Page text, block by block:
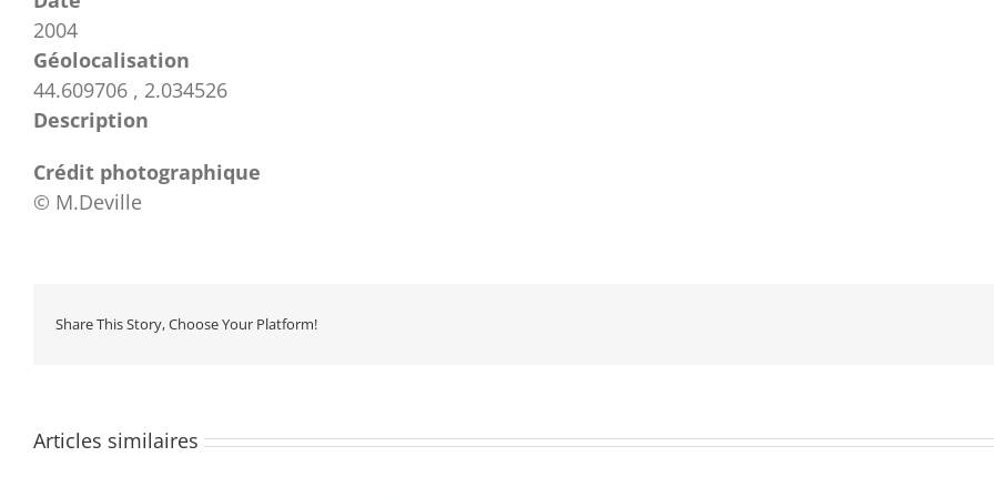
2004
Géolocalisation
44.609706 , 2.034526
Description
Crédit photographique
© M.Deville
Share This Story, Choose Your Platform!
Articles similaires